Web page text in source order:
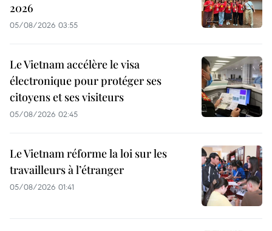
2026
05/08/2026 03:55
Le Vietnam accélère le visa
électronique pour protéger ses
citoyens et ses visiteurs
05/08/2026 02:45
Le Vietnam réforme la loi sur les
travailleurs à l’étranger
05/08/2026 01:41